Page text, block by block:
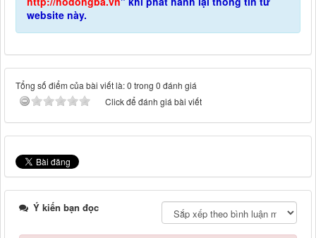
website này.
Tổng số điểm của bài viết là: 0 trong 0 đánh giá
Click để đánh giá bài viết
Ý kiến bạn đọc